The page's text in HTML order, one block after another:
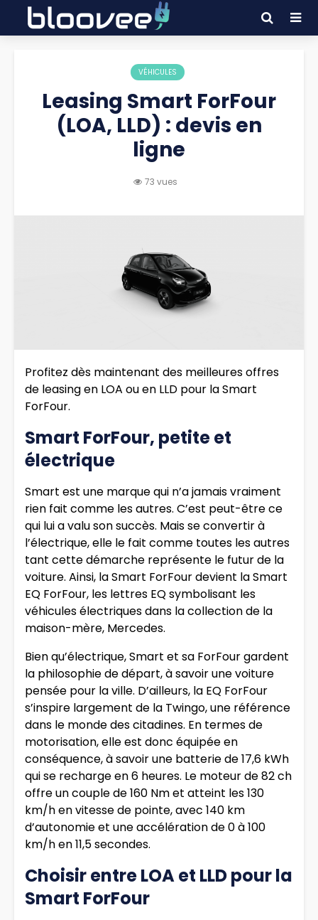
VÉHICULES
Leasing Smart ForFour
(LOA, LLD) : devis en
ligne
73 vues
Profitez dès maintenant des meilleures offres
de leasing en LOA ou en LLD pour la Smart
ForFour.
Smart ForFour, petite et
électrique
Smart est une marque qui n’a jamais vraiment
rien fait comme les autres. C’est peut-être ce
qui lui a valu son succès. Mais se convertir à
l’électrique, elle le fait comme toutes les autres
tant cette démarche représente le futur de la
voiture. Ainsi, la Smart ForFour devient la Smart
EQ ForFour, les lettres EQ symbolisant les
véhicules électriques dans la collection de la
maison-mère, Mercedes.
Bien qu’électrique, Smart et sa ForFour gardent
la philosophie de départ, à savoir une voiture
pensée pour la ville. D’ailleurs, la EQ ForFour
s’inspire largement de la Twingo, une référence
dans le monde des citadines. En termes de
motorisation, elle est donc équipée en
conséquence, à savoir une batterie de 17,6 kWh
qui se recharge en 6 heures. Le moteur de 82 ch
offre un couple de 160 Nm et atteint les 130
km/h en vitesse de pointe, avec 140 km
d’autonomie et une accélération de 0 à 100
km/h en 11,5 secondes.
Choisir entre LOA et LLD pour la
Smart ForFour